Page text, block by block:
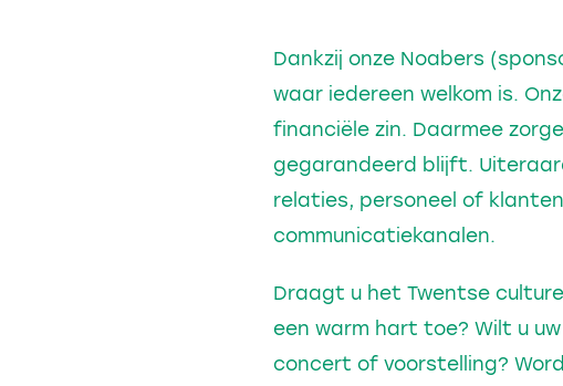
Dankzij onze Noabers
waar iedereen welkom is.
financiële zin. Daarmee
gegarandeerd blijft.
relaties, personeel of
communicatiekanalen.
Draagt u het Twentse
een warm hart toe? Wilt u
concert of voorstelling?